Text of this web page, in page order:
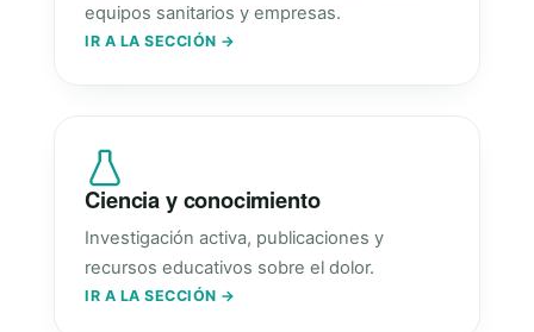
equipos sanitarios y empresas.
IR A LA SECCIÓN →
Ciencia y conocimiento
Investigación activa, publicaciones y
recursos educativos sobre el dolor.
IR A LA SECCIÓN →